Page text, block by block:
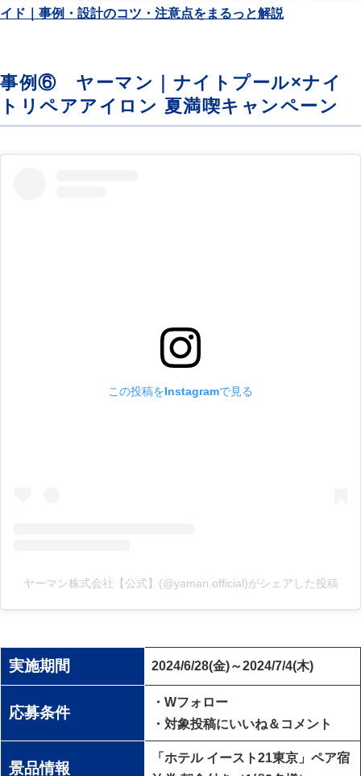
イド｜事例・設計のコツ・注意点をまるっと解説
事例⑥ ヤーマン｜ナイトプール×ナイ
トリペアアイロン 夏満喫キャンペーン
この投稿をInstagramで見る
ヤーマン株式会社【公式】(@yaman.official)がシェアした投稿
実施期間 2024/6/28(金)～2024/7/4(木)
応募条件
・Wフォロー
・対象投稿にいいね＆コメント
景品情報
「ホテル イースト21東京」ペア宿